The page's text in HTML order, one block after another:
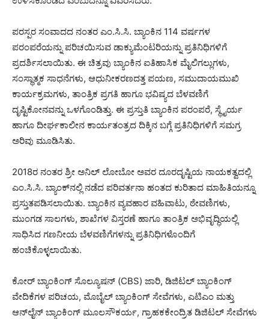
ಪರಸ್ಪರ ಸಂವಾದದ ನಂತರ ಎಂ.ಸಿ.ಸಿ. ಬ್ಯಾಂಕಿನ 114 ವರ್ಷಗಳ
ಪರಂಪರೆಯನ್ನು ಪರಿಚಯಿಸುವ ಡಾಕ್ಯುಮೆಂಟರಿಯನ್ನು ಪ್ರತಿನಿಧಿಗಳಿಗೆ
ಪ್ರದರ್ಶಿಸಲಾಯಿತು. ಈ ಚಿತ್ರವು ಬ್ಯಾಂಕಿನ ಐತಿಹಾಸಿಕ ಮೈಲಿಗಲ್ಲುಗಳು,
ಸಂಸ್ಥಾತ್ಮಕ ಸಾಧನೆಗಳು, ಆಧುನೀಕರಣದತ್ತ ಪಯಣ, ಸಮುದಾಯಮುಖಿ
ಕಾರ್ಯಕ್ರಮಗಳು, ತಾಂತ್ರಿಕ ಪ್ರಗತಿ ಹಾಗೂ ಭವಿಷ್ಯದ ಬೆಳವಣಿಗೆ
ದೃಷ್ಟಿಕೋನವನ್ನು ಒಳಗೊಂಡಿತ್ತು. ಈ ಪ್ರಸ್ತುತಿ ಬ್ಯಾಂಕಿನ ಪರಂಪರೆ, ಸ್ಥೈರ್ಯ
ಹಾಗೂ ದೀರ್ಘಕಾಲೀನ ಕಾರ್ಯತಂತ್ರದ ದಿಕ್ಕಿನ ಬಗ್ಗೆ ಪ್ರತಿನಿಧಿಗಳಿಗೆ ಸಮಗ್ರ
ಅರಿವು ಮೂಡಿಸಿತು.
2018ರ ನಂತರ ಶ್ರೀ ಅನಿಲ್ ಲೋಬೋ ಅವರ ದೂರದೃಷ್ಟಿಯ ನಾಯಕತ್ವದಲ್ಲಿ
ಎಂ.ಸಿ.ಸಿ. ಬ್ಯಾಂಕ್‌ನಲ್ಲಿ ನಡೆದ ಪರಿವರ್ತನಾ ಹಂತದ ಕುರಿತಾದ ಮಾಹಿತಿಯನ್ನೂ
ಪ್ರಸ್ತುತಪಡಿಸಲಾಯಿತು. ಬ್ಯಾಂಕಿನ ವ್ಯವಹಾರ ವಹಿವಾಟು, ಠೇವಣಿಗಳು,
ಮುಂಗಡ ಸಾಲಗಳು, ಶಾಖೆಗಳ ವಿಸ್ತರಣೆ ಹಾಗೂ ತಾಂತ್ರಿಕ ಅಭಿವೃದ್ಧಿಯಲ್ಲಿ
ಸಾಧಿಸಿದ ಗಣನೀಯ ಬೆಳವಣಿಗೆಗಳನ್ನು ಪ್ರತಿನಿಧಿಗಳೊಂದಿಗೆ
ಹಂಚಿಕೊಳ್ಳಲಾಯಿತು.
ಕೋರ್ ಬ್ಯಾಂಕಿಂಗ್ ಸೊಲ್ಯೂಷನ್ (CBS) ಜಾರಿ, ಡಿಜಿಟಲ್ ಬ್ಯಾಂಕಿಂಗ್
ವೇದಿಕೆಗಳ ಪರಿಚಯ, ಮೊಬೈಲ್ ಬ್ಯಾಂಕಿಂಗ್ ಸೇವೆಗಳು, ಎಟಿಎಂ ಮತ್ತು
ಆನ್‌ಲೈನ್ ಬ್ಯಾಂಕಿಂಗ್ ಮೂಲಸೌಕರ್ಯ, ಗ್ರಾಹಕಕೇಂದ್ರಿತ ಡಿಜಿಟಲ್ ಸೇವೆಗಳು